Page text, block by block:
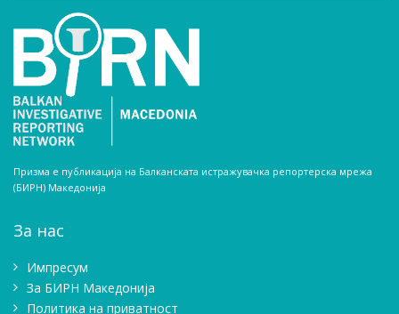
Призма е публикација на Балканската истражувачка репортерска мрежа
(БИРН) Македонија
За нас
Импресум
Зa БИРН Македонија
Политика на приватност